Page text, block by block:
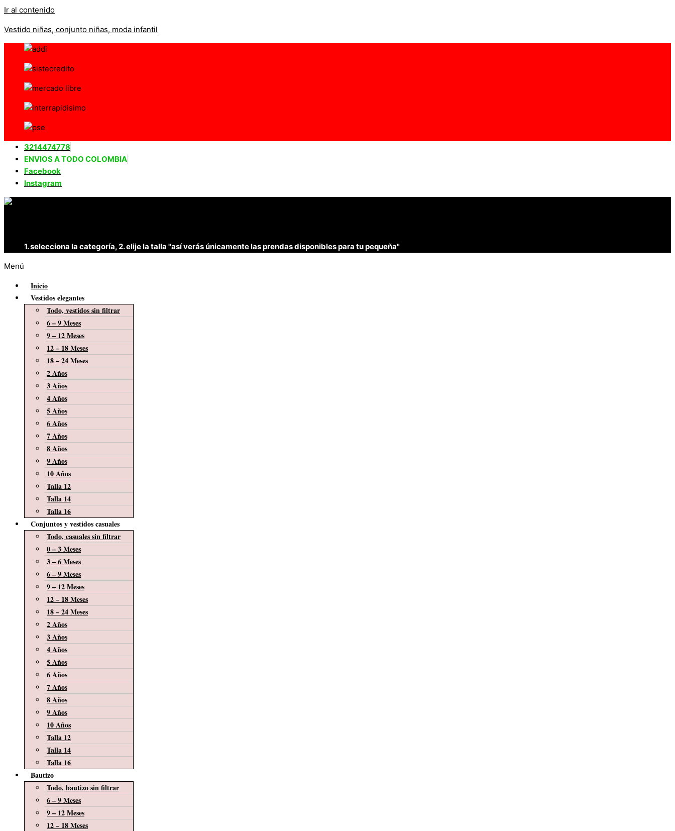
Ir al contenido
Vestido niñas, conjunto niñas, moda infantil
3214474778
ENVIOS A TODO COLOMBIA
Facebook
Instagram
1. selecciona la categoría, 2. elije la talla "así verás únicamente las prendas disponibles para tu pequeña"
Menú
Inicio
Vestidos elegantes
Todo, vestidos sin filtrar
6 – 9 Meses
9 – 12 Meses
12 – 18 Meses
18 – 24 Meses
2 Años
3 Años
4 Años
5 Años
6 Años
7 Años
8 Años
9 Años
10 Años
Talla 12
Talla 14
Talla 16
Conjuntos y vestidos casuales
Todo, casuales sin filtrar
0 – 3 Meses
3 – 6 Meses
6 – 9 Meses
9 – 12 Meses
12 – 18 Meses
18 – 24 Meses
2 Años
3 Años
4 Años
5 Años
6 Años
7 Años
8 Años
9 Años
10 Años
Talla 12
Talla 14
Talla 16
Bautizo
Todo, bautizo sin filtrar
6 – 9 Meses
9 – 12 Meses
12 – 18 Meses